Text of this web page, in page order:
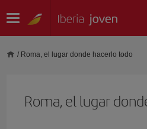
/ Roma, el lugar donde hacerlo todo
Roma, el lugar